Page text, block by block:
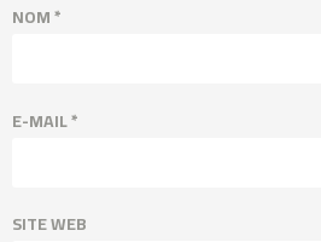
NOM*
E-MAIL*
SITE WEB